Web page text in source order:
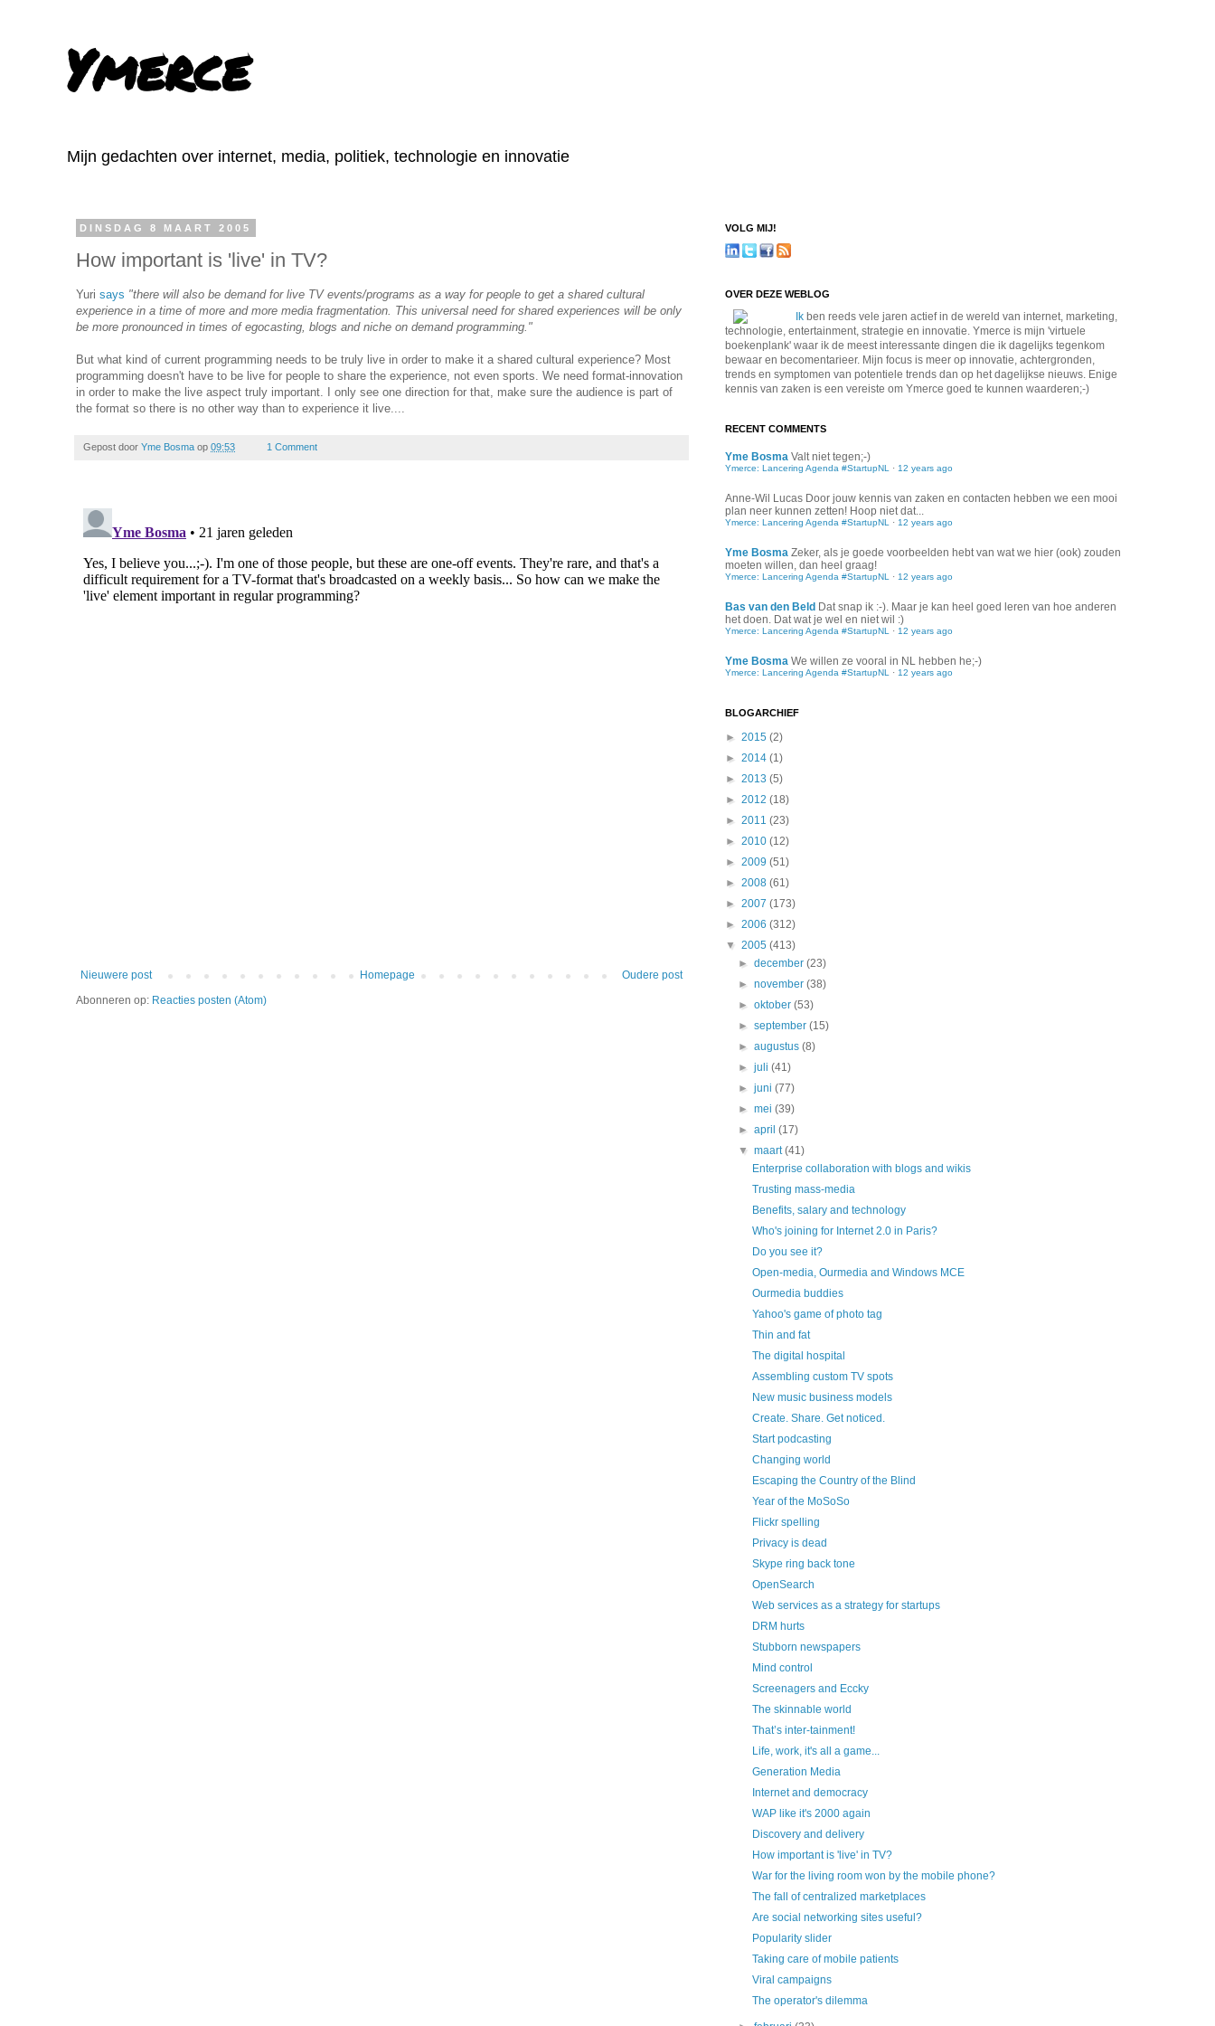
Ymerce
Mijn gedachten over internet, media, politiek, technologie en innovatie
DINSDAG 8 MAART 2005
How important is 'live' in TV?
Yuri says "there will also be demand for live TV events/programs as a way for people to get a shared cultural
experience in a time of more and more media fragmentation. This universal need for shared experiences will be only
be more pronounced in times of egocasting, blogs and niche on demand programming."
But what kind of current programming needs to be truly live in order to make it a shared cultural experience? Most
programming doesn't have to be live for people to share the experience, not even sports. We need format-innovation
in order to make the live aspect truly important. I only see one direction for that, make sure the audience is part of
the format so there is no other way than to experience it live....
Gepost door Yme Bosma op 09:53 1 Comment
Nieuwere post Oudere post
Homepage
Abonneren op: Reacties posten (Atom)
VOLG MIJ!
OVER DEZE WEBLOG
Ik ben reeds vele jaren actief in de wereld van internet, marketing,
technologie, entertainment, strategie en innovatie. Ymerce is mijn 'virtuele
boekenplank' waar ik de meest interessante dingen die ik dagelijks tegenkom
bewaar en becomentarieer. Mijn focus is meer op innovatie, achtergronden,
trends en symptomen van potentiele trends dan op het dagelijkse nieuws. Enige
kennis van zaken is een vereiste om Ymerce goed te kunnen waarderen;-)
RECENT COMMENTS
Yme Bosma Valt niet tegen;-)
Ymerce: Lancering Agenda #StartupNL · 12 years ago
Anne-Wil Lucas Door jouw kennis van zaken en contacten hebben we een mooi
plan neer kunnen zetten! Hoop niet dat...
Ymerce: Lancering Agenda #StartupNL · 12 years ago
Yme Bosma Zeker, als je goede voorbeelden hebt van wat we hier (ook) zouden
moeten willen, dan heel graag!
Ymerce: Lancering Agenda #StartupNL · 12 years ago
Bas van den Beld Dat snap ik :-). Maar je kan heel goed leren van hoe anderen
het doen. Dat wat je wel en niet wil :)
Ymerce: Lancering Agenda #StartupNL · 12 years ago
Yme Bosma We willen ze vooral in NL hebben he;-)
Ymerce: Lancering Agenda #StartupNL · 12 years ago
BLOGARCHIEF
► 2015 (2)
► 2014 (1)
► 2013 (5)
► 2012 (18)
► 2011 (23)
► 2010 (12)
► 2009 (51)
► 2008 (61)
► 2007 (173)
► 2006 (312)
▼ 2005 (413)
►december(23)
►november(38)
►oktober(53)
►september(15)
►augustus(8)
►juli(41)
►juni(77)
►mei(39)
►april(17)
▼maart(41)
Enterprise collaboration with blogs and wikis
Trusting mass-media
Benefits, salary and technology
Who's joining for Internet 2.0 in Paris?
Do you see it?
Open-media, Ourmedia and Windows MCE
Ourmedia buddies
Yahoo's game of photo tag
Thin and fat
The digital hospital
Assembling custom TV spots
New music business models
Create. Share. Get noticed.
Start podcasting
Changing world
Escaping the Country of the Blind
Year of the MoSoSo
Flickr spelling
Privacy is dead
Skype ring back tone
OpenSearch
Web services as a strategy for startups
DRM hurts
Stubborn newspapers
Mind control
Screenagers and Eccky
The skinnable world
That’s inter-tainment!
Life, work, it's all a game...
Generation Media
Internet and democracy
WAP like it's 2000 again
Discovery and delivery
How important is 'live' in TV?
War for the living room won by the mobile phone?
The fall of centralized marketplaces
Are social networking sites useful?
Popularity slider
Taking care of mobile patients
Viral campaigns
The operator's dilemma